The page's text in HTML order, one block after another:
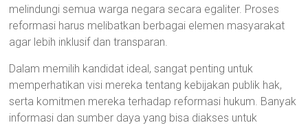
melindungi semua warga negara secara egaliter. Proses
reformasi harus melibatkan berbagai elemen masyarakat
agar lebih inklusif dan transparan.
Dalam memilih kandidat ideal, sangat penting untuk
memperhatikan visi mereka tentang kebijakan publik hak,
serta komitmen mereka terhadap reformasi hukum. Banyak
informasi dan sumber daya yang bisa diakses untuk